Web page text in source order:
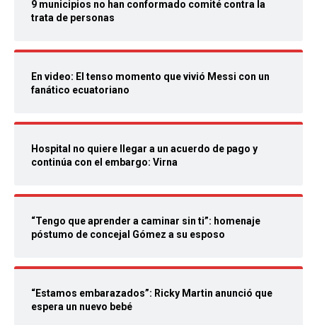
9 municipios no han conformado comité contra la
trata de personas
En video: El tenso momento que vivió Messi con un
fanático ecuatoriano
Hospital no quiere llegar a un acuerdo de pago y
continúa con el embargo: Virna
“Tengo que aprender a caminar sin ti”: homenaje
póstumo de concejal Gómez a su esposo
“Estamos embarazados”: Ricky Martin anunció que
espera un nuevo bebé